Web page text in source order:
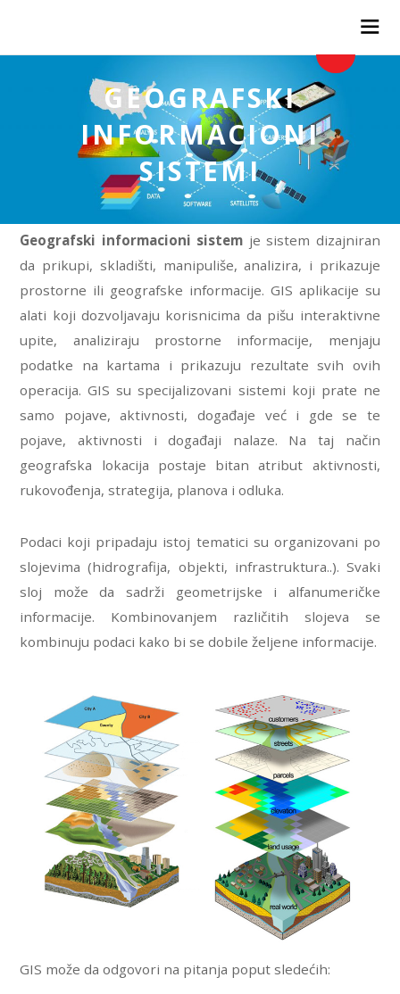
GEOGRAFSKI
INFORMACIONI
SISTEMI
Geografski informacioni sistem je sistem dizajniran
da prikupi, skladišti, manipuliše, analizira, i prikazuje
prostorne ili geografske informacije. GIS aplikacije su
alati koji dozvoljavaju korisnicima da pišu interaktivne
upite, analiziraju prostorne informacije, menjaju
podatke na kartama i prikazuju rezultate svih ovih
operacija. GIS su specijalizovani sistemi koji prate ne
samo pojave, aktivnosti, događaje već i gde se te
pojave, aktivnosti i događaji nalaze. Na taj način
geografska lokacija postaje bitan atribut aktivnosti,
rukovođenja, strategija, planova i odluka.
Podaci koji pripadaju istoj tematici su organizovani po
slojevima (hidrografija, objekti, infrastruktura..). Svaki
sloj može da sadrži geometrijske i alfanumeričke
informacije. Kombinovanjem različitih slojeva se
kombinuju podaci kako bi se dobile željene informacije.
GIS može da odgovori na pitanja poput sledećih: